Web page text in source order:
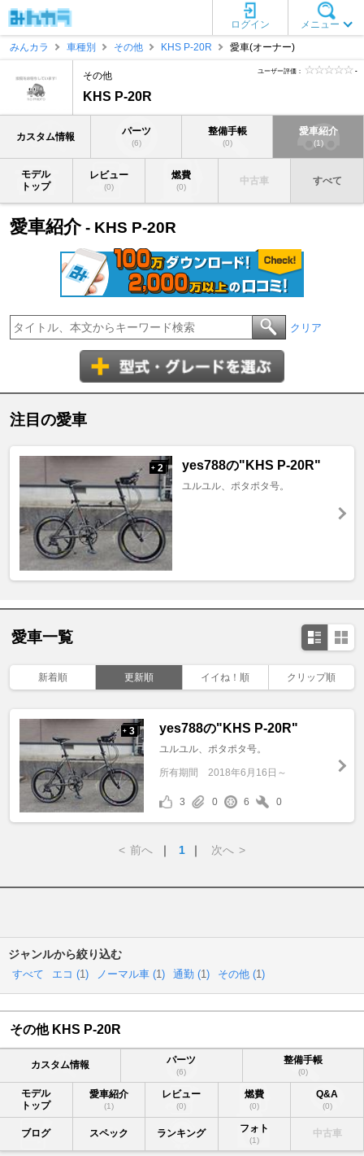
メニュー
ログイン
みんカラ
車種別 その他 KHS P-20R 愛車(オーナー)
その他
KHS P-20R
ユーザー評価： -
カスタム情報 パーツ
(6)
整備手帳
(0)
愛車紹介
(1)
モデル
トップ
レビュー
(0)
燃費
(0)
中古車 すべて
愛車紹介- KHS P-20R
クリア
注目の愛車
+ 2 yes788の"KHS P-20R"
ユルユル、ポタポタ号。
愛車一覧
新着順 更新順 イイね！順 クリップ順
+ 3 yes788の"KHS P-20R"
ユルユル、ポタポタ号。
所有期間 2018年6月16日～
3 0 6 0
< 前へ ｜ 1 ｜ 次へ >
ジャンルから絞り込む
すべて エコ (1 ) ノーマル車 (1 ) 通勤 (1 ) その他 (1 )
その他 KHS P-20R
カスタム情報 パーツ
(6)
整備手帳
(0)
モデル
トップ
愛車紹介
(1)
レビュー
(0)
燃費
(0)
Q&A
(0)
ブログ スペック ランキング フォト
(1)
中古車